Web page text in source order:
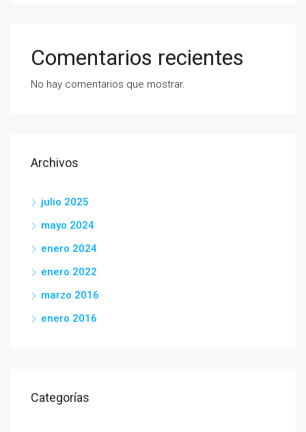
Comentarios recientes
No hay comentarios que mostrar.
Archivos
julio 2025
mayo 2024
enero 2024
enero 2022
marzo 2016
enero 2016
Categorías